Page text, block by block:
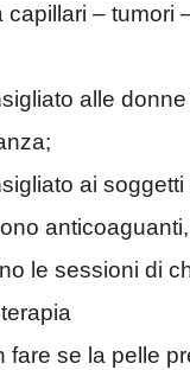
capillari – tumori
alle
ai soggetti
le sessioni di
fare se la pelle